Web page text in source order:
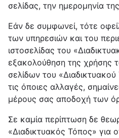
σελίδας, την ημερομηνία
Εάν δε συμφωνεί, τότε
των υπηρεσιών και του
ιστοσελίδας του
εξακολούθηση της χρήσης
σελίδων του
τις όποιες αλλαγές,
μέρους σας αποδοχή των
Σε καμία περίπτωση δε
«Διαδικτυακός Τόπος» για